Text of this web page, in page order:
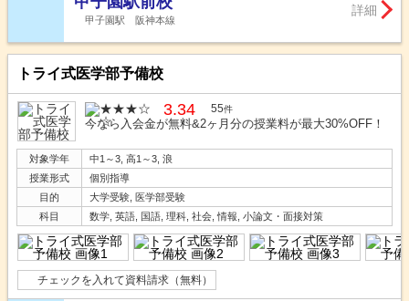
甲子園駅 阪神本線
詳細
トライ式医学部予備校
3.34 55件
今なら入会金が無料&2ヶ月分の授業料が最大30%OFF！
対象学年
中1～3, 高1～3, 浪
授業形式
個別指導
目的
大学受験, 医学部受験
科目
数学, 英語, 国語, 理科, 社会, 情報, 小論文・面接対策
チェックを入れて資料請求（無料）